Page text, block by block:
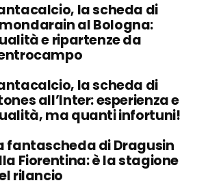
la scheda di
al Bologna:
e ripartenze da
la scheda di
all’Inter: esperienza e
ma quanti infortuni!
fantascheda di Dragusin
Fiorentina: è la stagione
rilancio